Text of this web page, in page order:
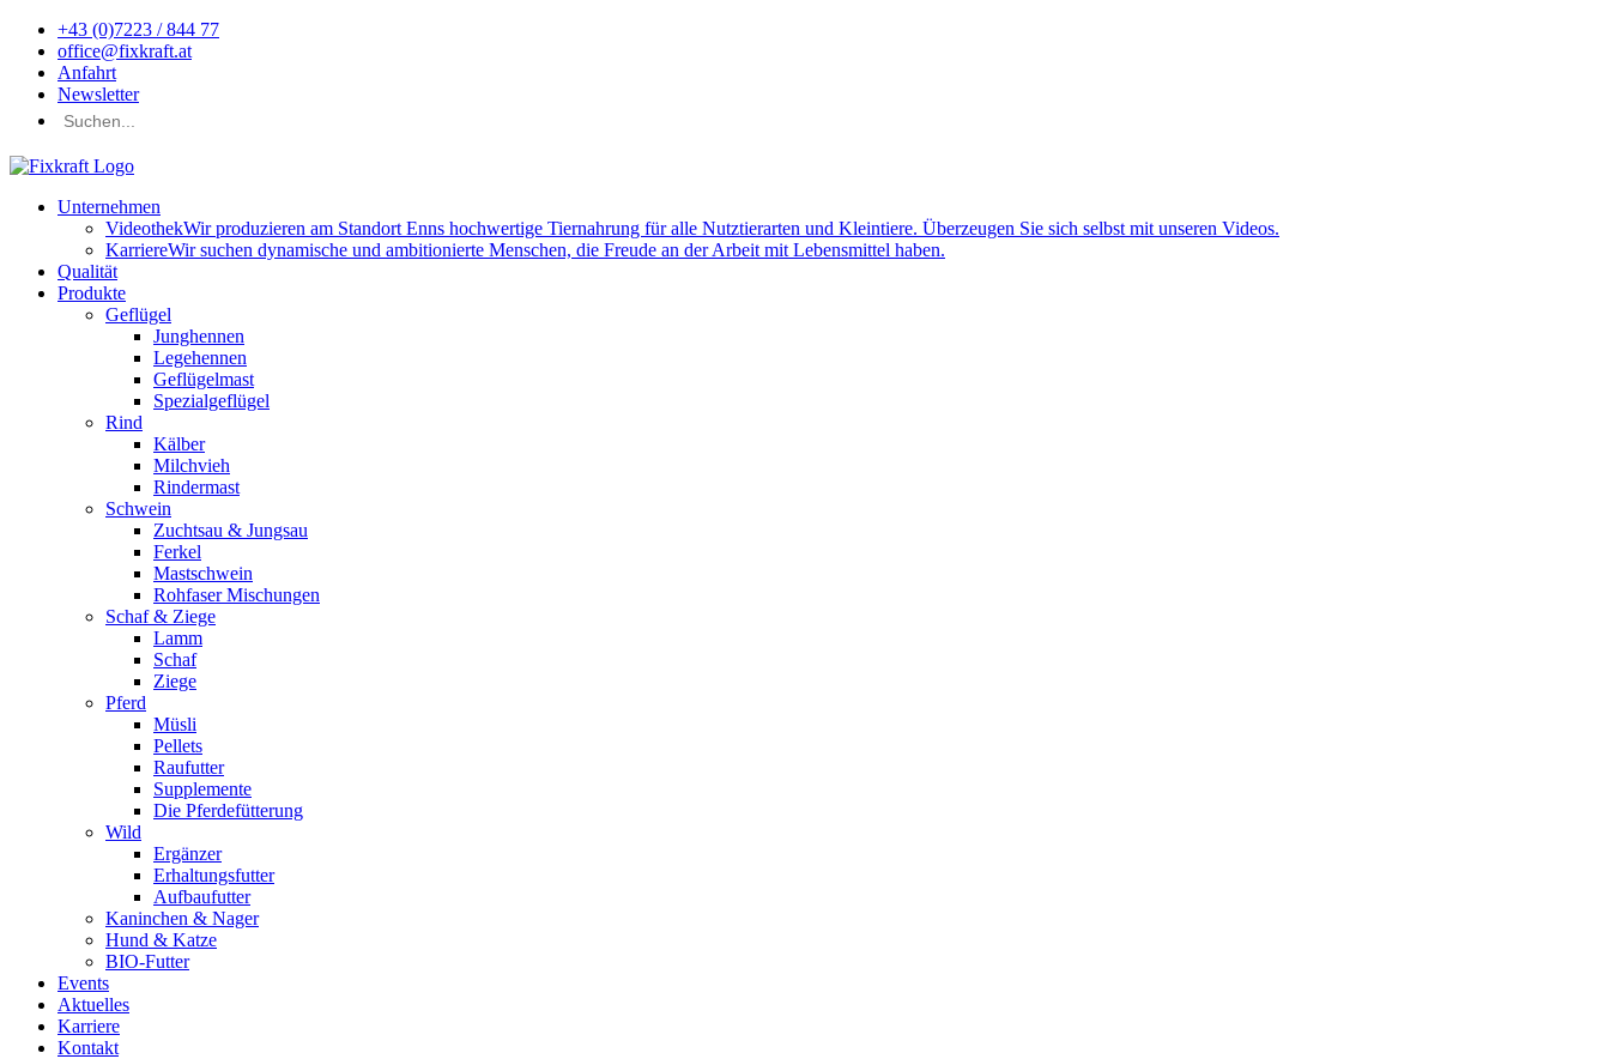
+43 (0)7223 / 844 77
office@fixkraft.at
Anfahrt
Newsletter
Unternehmen
VideothekWir produzieren am Standort Enns hochwertige Tiernahrung für alle Nutztierarten und Kleintiere. Überzeugen Sie sich selbst mit unseren Videos.
KarriereWir suchen dynamische und ambitionierte Menschen, die Freude an der Arbeit mit Lebensmittel haben.
Qualität
Produkte
Geflügel
Junghennen
Legehennen
Geflügelmast
Spezialgeflügel
Rind
Kälber
Milchvieh
Rindermast
Schwein
Zuchtsau & Jungsau
Ferkel
Mastschwein
Rohfaser Mischungen
Schaf & Ziege
Lamm
Schaf
Ziege
Pferd
Müsli
Pellets
Raufutter
Supplemente
Die Pferdefütterung
Wild
Ergänzer
Erhaltungsfutter
Aufbaufutter
Kaninchen & Nager
Hund & Katze
BIO-Futter
Events
Aktuelles
Karriere
Kontakt